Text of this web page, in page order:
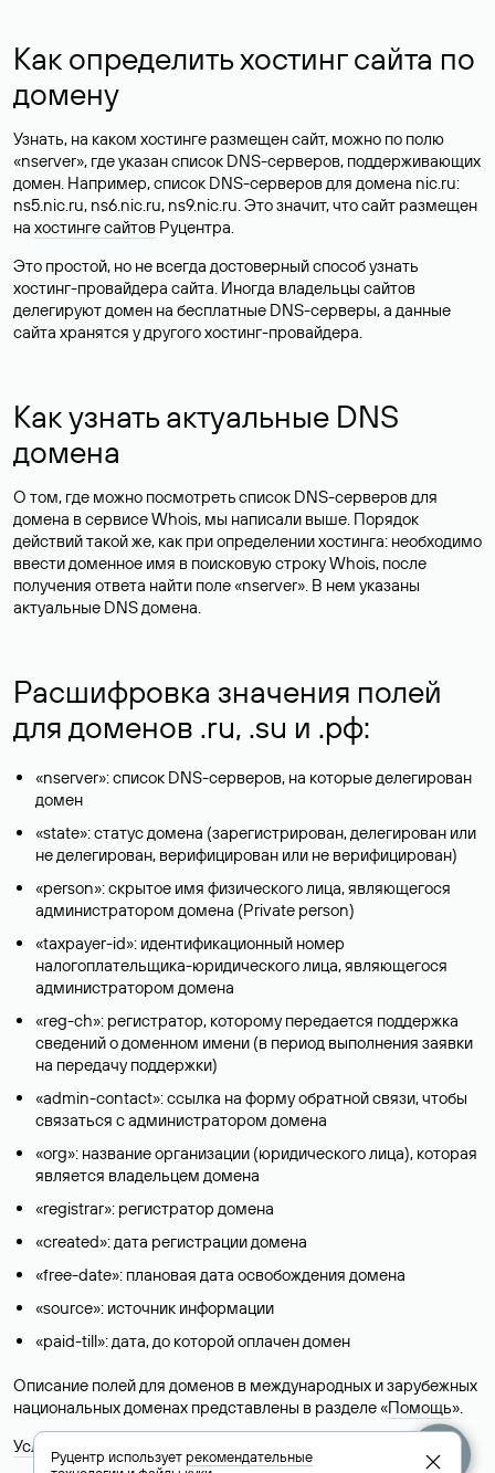
Как определить хостинг сайта по
домену
Узнать, на каком хостинге размещен сайт, можно по полю
«nserver», где указан список DNS-серверов, поддерживающих
домен. Например, список DNS-серверов для домена nic.ru:
ns5.nic.ru, ns6.nic.ru, ns9.nic.ru. Это значит, что сайт размещен
на хостинге сайтов Руцентра.
Это простой, но не всегда достоверный способ узнать
хостинг-провайдера сайта. Иногда владельцы сайтов
делегируют домен на бесплатные DNS-серверы, а данные
сайта хранятся у другого хостинг-провайдера.
Как узнать актуальные DNS
домена
О том, где можно посмотреть список DNS-серверов для
домена в сервисе Whois, мы написали выше. Порядок
действий такой же, как при определении хостинга: необходимо
ввести доменное имя в поисковую строку Whois, после
получения ответа найти поле «nserver». В нем указаны
актуальные DNS домена.
Расшифровка значения полей
для доменов .ru, .su и .рф:
«nserver»: список DNS-серверов, на которые делегирован
домен
«state»: статус домена (зарегистрирован, делегирован или
не делегирован, верифицирован или не верифицирован)
«person»: скрытое имя физического лица, являющегося
администратором домена (Privatе person)
«taxpayer-id»: идентификационный номер
налогоплательщика-юридического лица, являющегося
администратором домена
«reg-ch»: регистратор, которому передается поддержка
сведений о доменном имени (в период выполнения заявки
на передачу поддержки)
«admin-contact»: ссылка на форму обратной связи, чтобы
связаться с администратором домена
«org»: название организации (юридического лица), которая
является владельцем домена
«registrar»: регистратор домена
«created»: дата регистрации домена
«free-date»: плановая дата освобождения домена
«source»: источник информации
«paid-till»: дата, до которой оплачен домен
Описание полей для доменов в международных и зарубежных
национальных доменах представлены в разделе «Помощь».
Условия использования Whois-сервиса
Руцентр используетрекомендательные